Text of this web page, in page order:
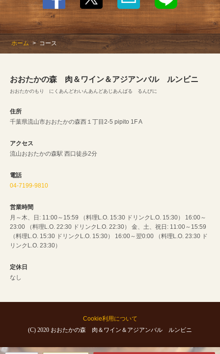
ホーム コース
おおたかの森 肉＆ワイン＆アジアンバル ルンビニ
おおたかのもり にくあんどわいんあんどあじあんばる るんびに
住所
千葉県流山市おおたかの森西１丁目2-5 pipito 1F A
アクセス
流山おおたかの森駅 西口徒歩2分
電話
04-7199-9810
営業時間
月～木、日: 11:00～15:59 （料理L.O. 15:30 ドリンクL.O. 15:30） 16:00～
23:00 （料理L.O. 22:30 ドリンクL.O. 22:30） 金、土、祝日: 11:00～15:59
（料理L.O. 15:30 ドリンクL.O. 15:30） 16:00～翌0:00 （料理L.O. 23:30 ド
リンクL.O. 23:30）
定休日
なし
Cookie利用について
(C) 2020 おおたかの森 肉＆ワイン＆アジアンバル ルンビニ
閉じる